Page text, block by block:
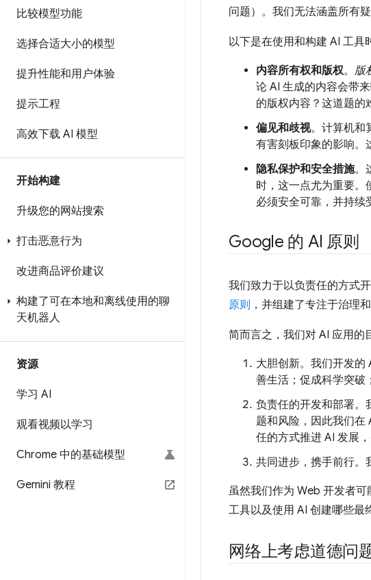
比较模型功能
选择合适大小的模型
提升性能和用户体验
提示工程
高效下载 AI 模型
开始构建
升级您的网站搜索
打击恶意行为
改进商品评价建议
构建了可在本地和离线使用的聊
天机器人
资源
学习 AI
观看视频以学习
Chrome 中的基础模型
Gemini 教程
问题）。我们无法涵盖所有
以下是在使用和构建 AI 工具
内容所有权和版权。 版
论 AI 生成的内容会带
的版权内容？这道题的
偏见和歧视。计算机和
有害刻板印象的影响。
隐私保护和安全措施。
时，这一点尤为重要。
必须安全可靠，并持续
Google 的 AI 原则
我们致力于以负责任的方式
原则 ，并组建了专注于治理
简而言之，我们对 AI 应用的
大胆创新。我们开发的
善生活；促成科学突破
负责任的开发和部署。
题和风险，因此我们在
任的方式推进 AI 发展
共同进步，携手前行。
虽然我们作为 Web 开发者
工具以及使用 AI 创建哪些最
网络上考虑道德问